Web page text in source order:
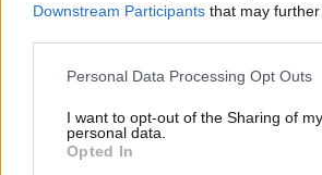
Downstream Participants that may
Please note that this website/app uses
not limited to your visit or usage
grant or deny consent to Google and its
use your data for below specified
Personal Data Processing Opt Outs
I want to opt-out of the Sharing of my
personal data.
Opted In